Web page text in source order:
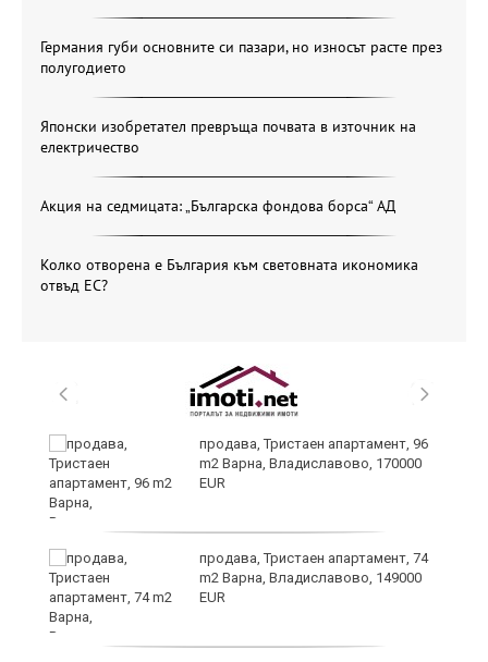
Германия губи основните си пазари, но износът расте през
полугодието
Японски изобретател превръща почвата в източник на
електричество
Акция на седмицата: „Българска фондова борса“ АД
Колко отворена е България към световната икономика
отвъд ЕС?
продава, Тристаен апартамент, 96
m2 Варна, Владиславово, 170000
EUR
продава, Тристаен апартамент, 74
m2 Варна, Владиславово, 149000
EUR